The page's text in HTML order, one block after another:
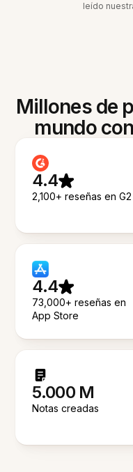
leído
Millones de
mundo
4.4
2,100+ reseñas en G2
4.4
73,000+ reseñas en
App Store
5.000 M
Notas creadas